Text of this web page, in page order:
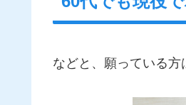
などと、願っている方